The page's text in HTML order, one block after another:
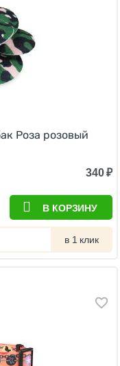
Роза розовый
340₽
В КОРЗИНУ
в 1 клик